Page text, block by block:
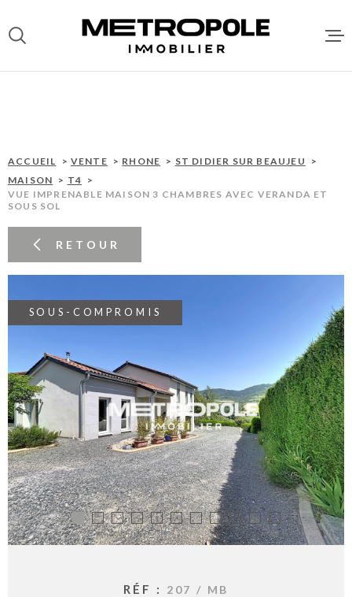
au
menu
au
contenu
VENTES
CHEZ
ACCUEIL VENTE RHONE
ST DIDIER SUR BEAUJEU
MAISON
T4
VUE IMPRENABLE MAISON 3 CHAMBRES AVEC VERANDA ET
SOUS SOL
RETOUR
SOUS-COMPROMIS
RÉF : 207 / MB